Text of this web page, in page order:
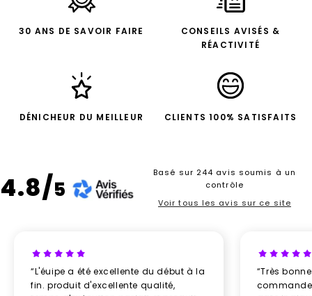
30 ANS DE SAVOIR FAIRE
CONSEILS AVISÉS &
RÉACTIVITÉ
DÉNICHEUR DU MEILLEUR CLIENTS 100% SATISFAITS
4.8/5
Basé sur 244 avis soumis à un
contrôle
Voir tous les avis sur ce site
“L'éuipe a été excellente du début à la
fin. produit d'excellente qualité,
“Très